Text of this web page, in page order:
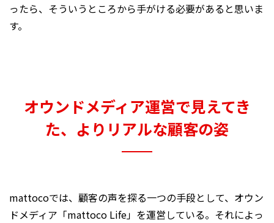
ったら、そういうところから手がける必要があると思いま
す。
オウンドメディア運営で見えてき
た、よりリアルな顧客の姿
mattocoでは、顧客の声を探る一つの手段として、オウン
ドメディア「mattoco Life」を運営している。それによっ